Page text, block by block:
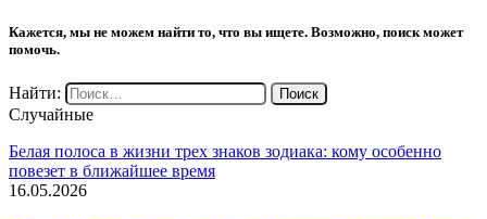
Кажется, мы не можем найти то, что вы ищете. Возможно, поиск может
помочь.
Найти:
Случайные
Белая полоса в жизни трех знаков зодиака: кому особенно
повезет в ближайшее время
16.05.2026